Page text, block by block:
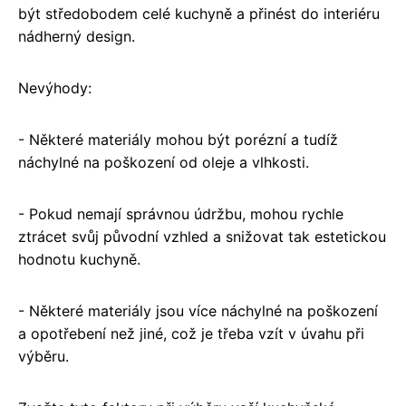
být středobodem celé kuchyně a přinést do interiéru
nádherný design.
Nevýhody:
- Některé materiály mohou být porézní a tudíž
náchylné na poškození od oleje a vlhkosti.
- Pokud nemají správnou údržbu, mohou rychle
ztrácet svůj původní vzhled a snižovat tak estetickou
hodnotu kuchyně.
- Některé materiály jsou více náchylné na poškození
a opotřebení než jiné, což je třeba vzít v úvahu při
výběru.